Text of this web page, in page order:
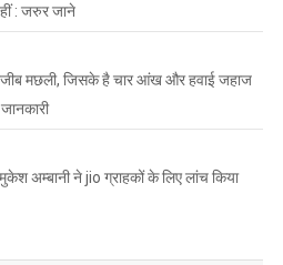
: जरुर जाने
मछली, जिसके है चार आंख और हवाई जहाज
अम्बानी ने jio ग्राहकों के लिए लांच किया